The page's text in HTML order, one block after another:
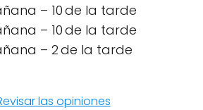
– 10 de la tarde
– 10 de la tarde
– 2 de la tarde
las opiniones